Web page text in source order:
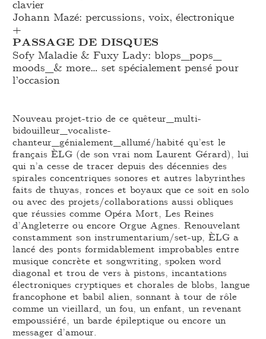
clavier
Johann Mazé: percussions, voix, électronique
+
PASSAGE DE DISQUES
Sofy Maladie & Fuxy Lady: blops_pops_
moods_& more… set spécialement pensé pour
l’occasion
Nouveau projet-trio de ce quêteur_multi-
bidouilleur_vocaliste-
chanteur_génialement_allumé/habité qu’est le
français ÈLG (de son vrai nom Laurent Gérard), lui
qui n’a cesse de tracer depuis des décennies des
spirales concentriques sonores et autres labyrinthes
faits de thuyas, ronces et boyaux que ce soit en solo
ou avec des projets/collaborations aussi obliques
que réussies comme Opéra Mort, Les Reines
d’Angleterre ou encore Orgue Agnes. Renouvelant
constamment son instrumentarium/set-up, ÈLG a
lancé des ponts formidablement improbables entre
musique concrète et songwriting, spoken word
diagonal et trou de vers à pistons, incantations
électroniques cryptiques et chorales de blobs, langue
francophone et babil alien, sonnant à tour de rôle
comme un vieillard, un fou, un enfant, un revenant
empoussiéré, un barde épileptique ou encore un
messager d’amour.